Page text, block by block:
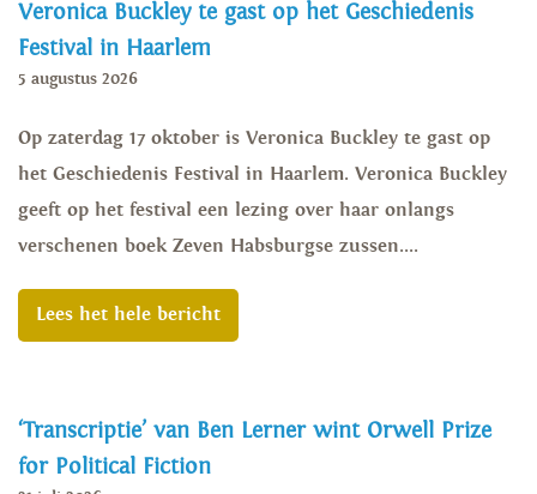
Veronica Buckley te gast op het Geschiedenis
Festival in Haarlem
5 augustus 2026
Op zaterdag 17 oktober is Veronica Buckley te gast op
het Geschiedenis Festival in Haarlem. Veronica Buckley
geeft op het festival een lezing over haar onlangs
verschenen boek Zeven Habsburgse zussen....
Lees het hele bericht
‘Transcriptie’ van Ben Lerner wint Orwell Prize
for Political Fiction